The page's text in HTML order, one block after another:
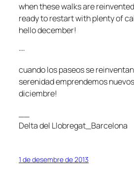
when these walks are
ready to restart with plenty of
hello december!
····
cuando los paseos se
serenidad emprendemos
diciembre!
Delta del Llobregat_Barcelona
1 de desembre de 2013